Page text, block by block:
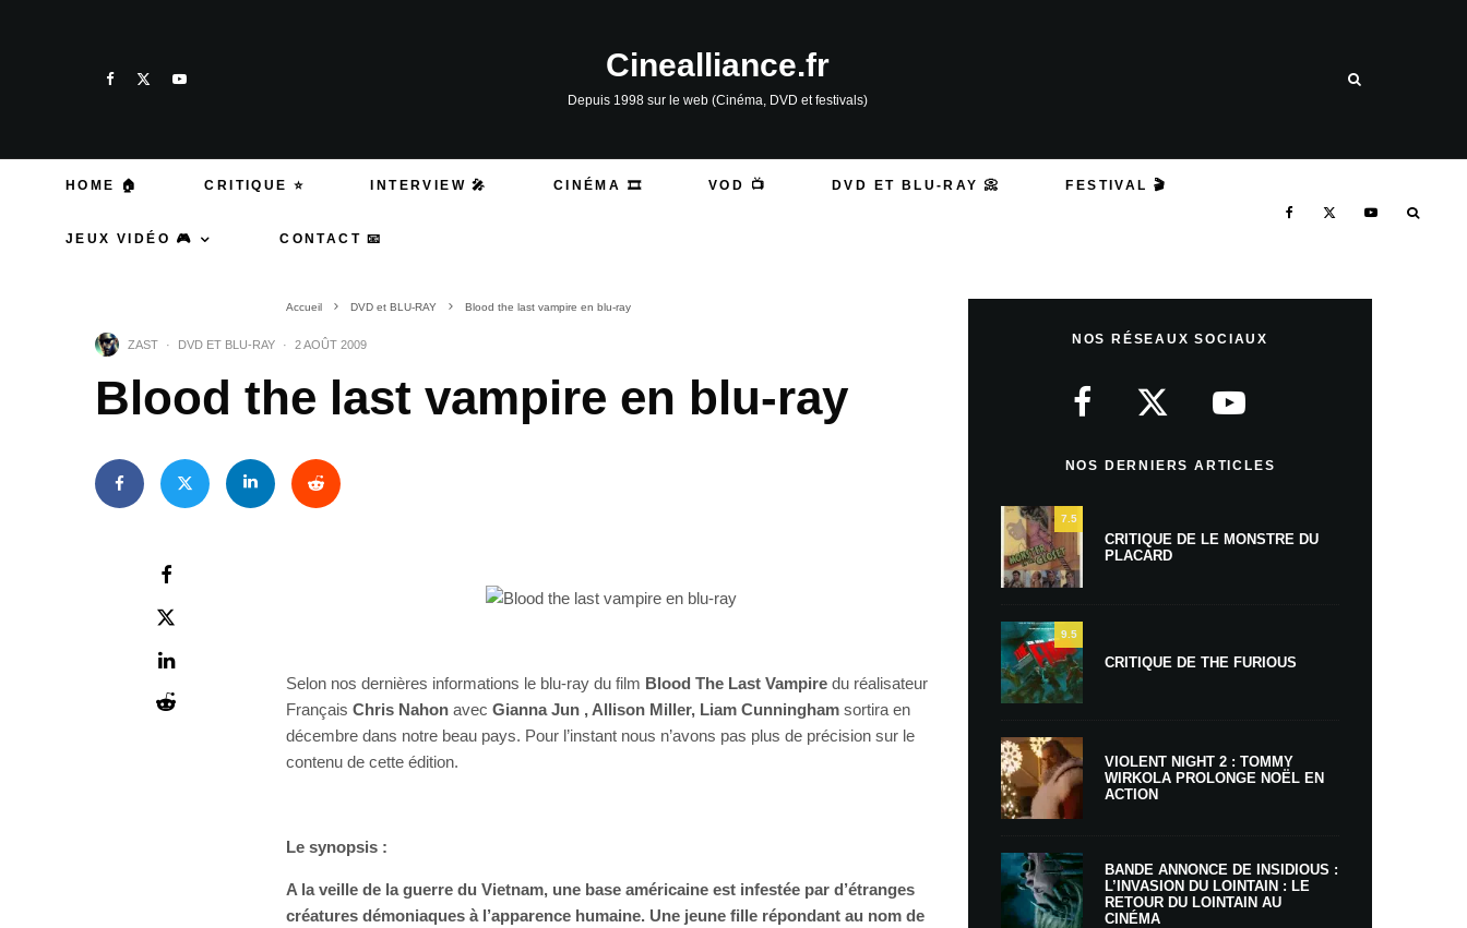
Cinealliance.fr
Depuis 1998 sur le web (Cinéma, DVD et festivals)
HOME 🏠 CRITIQUE ⭐ INTERVIEW 🎤 CINÉMA 🎞️ VOD 📺 DVD ET BLU-RAY 📀 FESTIVAL 🎬
JEUX VIDÉO 🎮 CONTACT 📧
Accueil DVD et BLU-RAY Blood the last vampire en blu-ray
ZAST · DVD ET BLU-RAY · 2 AOÛT 2009
Blood the last vampire en blu-ray
Selon nos dernières informations le blu-ray du film Blood The Last Vampire du réalisateur
Français Chris Nahon avec Gianna Jun , Allison Miller, Liam Cunningham sortira en
décembre dans notre beau pays. Pour l’instant nous n’avons pas plus de précision sur le
contenu de cette édition.
Le synopsis :
A la veille de la guerre du Vietnam, une base américaine est infestée par d’étranges
créatures démoniaques à l’apparence humaine. Une jeune fille répondant au nom de
NOS RÉSEAUX SOCIAUX
NOS DERNIERS ARTICLES
7.5
CRITIQUE DE LE MONSTRE DU
PLACARD
9.5
CRITIQUE DE THE FURIOUS
VIOLENT NIGHT 2 : TOMMY
WIRKOLA PROLONGE NOËL EN
ACTION
BANDE ANNONCE DE INSIDIOUS :
L’INVASION DU LOINTAIN : LE
RETOUR DU LOINTAIN AU
CINÉMA